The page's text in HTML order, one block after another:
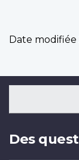
Date modifiée
Des